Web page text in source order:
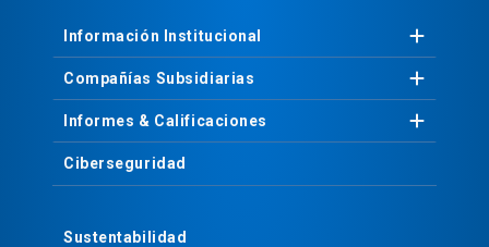
Información Institucional
Compañías Subsidiarias
Informes & Calificaciones
Ciberseguridad
Sustentabilidad